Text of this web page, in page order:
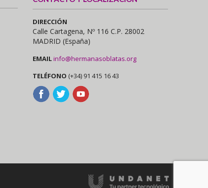
DIRECCIÓN
Calle Cartagena, Nº 116 C.P. 28002
MADRID (España)
EMAILinfo@hermanasoblatas.org
TELÉFONO (+34) 91 415 16 43